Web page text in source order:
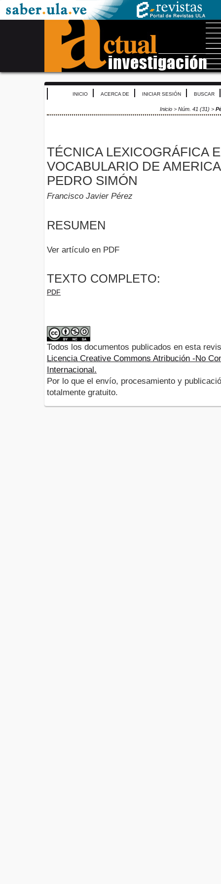
INICIO ACERCA DE INICIAR SESIÓN BUSCAR
Inicio > Núm. 41 (31) >
TÉCNICA LEXICOGRÁFICA
VOCABULARIO DE
PEDRO SIMÓN
Francisco Javier Pérez
RESUMEN
Ver artículo en PDF
TEXTO COMPLETO:
PDF
Todos los documentos publicados en esta
Licencia Creative Commons Atribución -No
Internacional.
Por lo que el envío, procesamiento y
totalmente gratuito.